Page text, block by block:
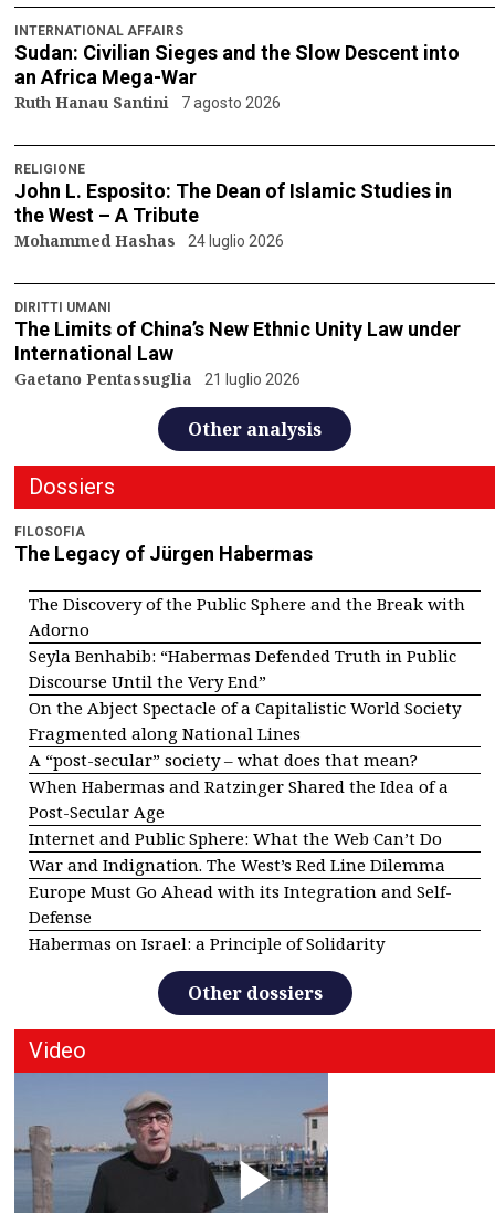
INTERNATIONAL AFFAIRS
Sudan: Civilian Sieges and the Slow Descent into
an Africa Mega-War
Ruth Hanau Santini 7 agosto 2026
RELIGIONE
John L. Esposito: The Dean of Islamic Studies in
the West – A Tribute
Mohammed Hashas 24 luglio 2026
DIRITTI UMANI
The Limits of China’s New Ethnic Unity Law under
International Law
Gaetano Pentassuglia 21 luglio 2026
Other analysis
Dossiers
FILOSOFIA
The Legacy of Jürgen Habermas
The Discovery of the Public Sphere and the Break with
Adorno
Seyla Benhabib: “Habermas Defended Truth in Public
Discourse Until the Very End”
On the Abject Spectacle of a Capitalistic World Society
Fragmented along National Lines
A “post-secular” society – what does that mean?
When Habermas and Ratzinger Shared the Idea of a
Post-Secular Age
Internet and Public Sphere: What the Web Can’t Do
War and Indignation. The West’s Red Line Dilemma
Europe Must Go Ahead with its Integration and Self-
Defense
Habermas on Israel: a Principle of Solidarity
Other dossiers
Video